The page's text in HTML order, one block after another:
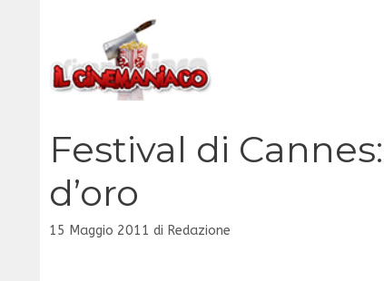
contenuto
Festival di
d’oro
15 Maggio 2011 di Redazione